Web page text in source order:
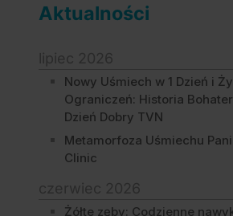
Aktualności
Nowy Uśmiech w 1 Dzień i
Ograniczeń: Historia
Dzień Dobry TVN
Metamorfoza Uśmiechu
Clinic
Żółte zęby: Codzienne